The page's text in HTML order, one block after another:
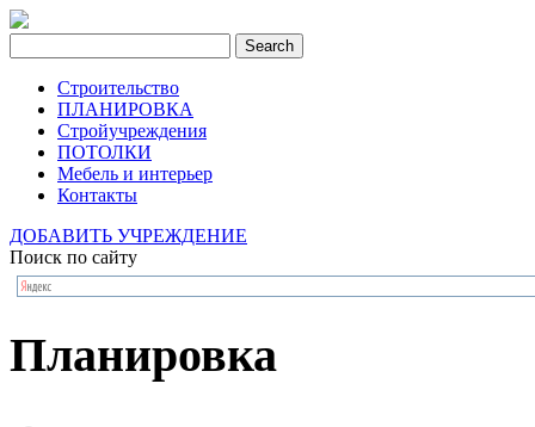
Строительство
ПЛАНИРОВКА
Стройучреждения
ПОТОЛКИ
Мебель и интерьер
Контакты
ДОБАВИТЬ УЧРЕЖДЕНИЕ
Поиск по сайту
Планировка